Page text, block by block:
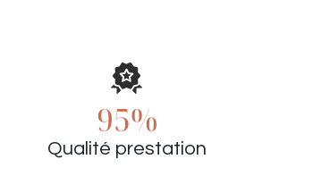
95%
Qualité prestation